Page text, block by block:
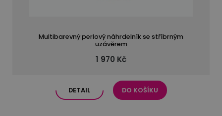
Multibarevný perlový náhrdelník se stříbrným
uzávěrem
1 970 Kč
DETAIL DO KOŠÍKU